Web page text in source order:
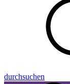
durchsuchen